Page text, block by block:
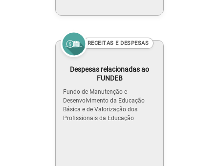
RECEITAS E DESPESAS
Despesas relacionadas ao
FUNDEB
Fundo de Manutenção e
Desenvolvimento da Educação
Básica e de Valorização dos
Profissionais da Educação